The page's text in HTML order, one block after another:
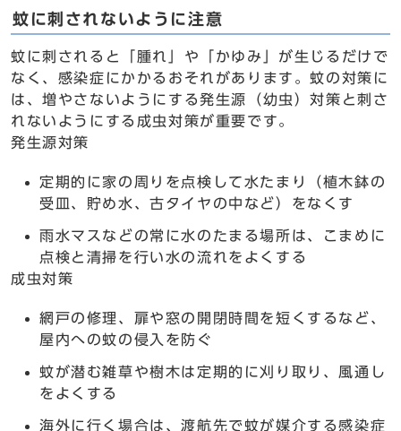
蚊に刺されないように注意
蚊に刺されると「腫れ」や「かゆみ」が生じるだけで
なく、感染症にかかるおそれがあります。蚊の対策に
は、増やさないようにする発生源（幼虫）対策と刺さ
れないようにする成虫対策が重要です。
発生源対策
定期的に家の周りを点検して水たまり（植木鉢の
受皿、貯め水、古タイヤの中など）をなくす
雨水マスなどの常に水のたまる場所は、こまめに
点検と清掃を行い水の流れをよくする
成虫対策
網戸の修理、扉や窓の開閉時間を短くするなど、
屋内への蚊の侵入を防ぐ
蚊が潜む雑草や樹木は定期的に刈り取り、風通し
をよくする
海外に行く場合は、渡航先で蚊が媒介する感染症